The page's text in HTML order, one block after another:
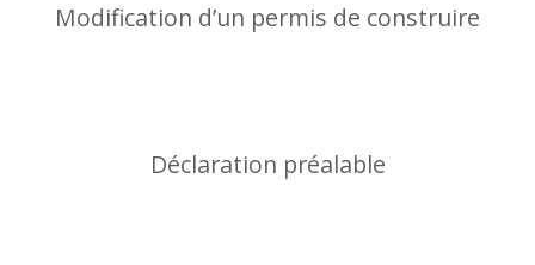
Modification d’un permis de construire
Déclaration préalable